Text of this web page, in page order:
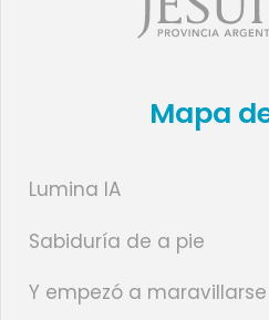
Mapa
Lumina IA
Sabiduría de a pie
Y empezó a maravillarse